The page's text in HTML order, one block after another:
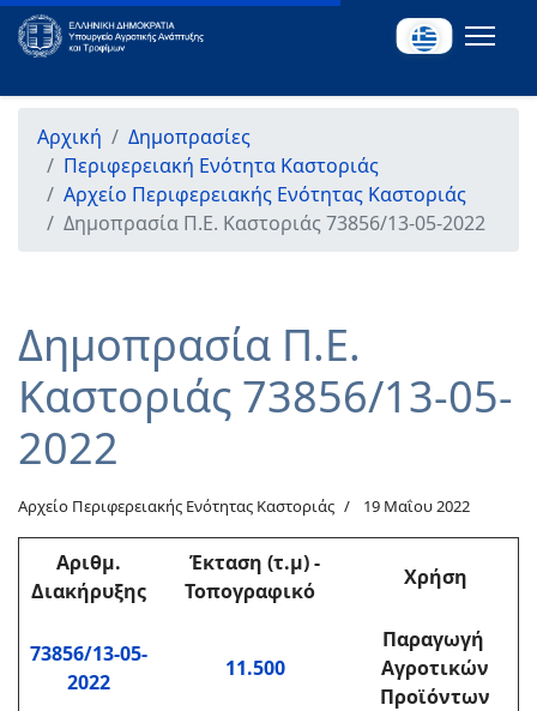
Αρχική
Δημοπρασίες
Περιφερειακή Ενότητα Καστοριάς
Αρχείο Περιφερειακής Ενότητας Καστοριάς
Δημοπρασία Π.Ε. Καστοριάς 73856/13-05-2022
Δημοπρασία Π.Ε.
Καστοριάς 73856/13-05-
2022
Αρχείο Περιφερειακής Ενότητας Καστοριάς 19 Μαΐου 2022
Αριθμ.
Διακήρυξης
Έκταση (τ.μ)-
Τοπογραφικό
Χρήση
73856/13-05-
2022
11.500
Παραγωγή
Αγροτικών
Προϊόντων